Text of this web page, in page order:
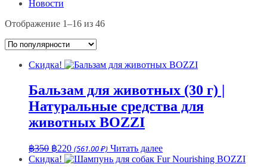
Новости
Отображение 1–16 из 46Сортировка:
Скидка!
Бальзам для животных (30 г) |
Натуральные средства для
животных BOZZI
฿350 Первоначальная
цена
฿220Текущая
цена:
(561.00 ₽) Читать далее
Скидка!